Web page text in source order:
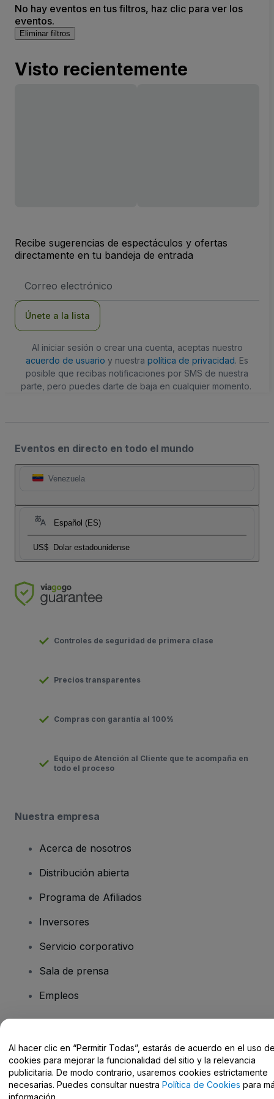
No hay eventos en tus filtros, haz clic para ver los
eventos.
Eliminar filtros
Visto recientemente
Recibe sugerencias de espectáculos y ofertas
directamente en tu bandeja de entrada
de
Únete a la lista
Al iniciar sesión o crear una cuenta, aceptas nuestro
acuerdo de usuario y nuestra política de privacidad. Es
posible que recibas notificaciones por SMS de nuestra
parte, pero puedes darte de baja en cualquier momento.
Eventos en directo en todo el mundo
Venezuela
Español (ES)
US$ Dolar estadounidense
Controles de seguridad de primera clase
Precios transparentes
Compras con garantía al 100%
Equipo de Atención al Cliente que te acompaña en
todo el proceso
Nuestra empresa
Acerca de nosotros
Distribución abierta
Programa de Afiliados
Inversores
Servicio corporativo
Sala de prensa
Empleos
Centro de Ayuda / Contacto
Al hacer clic en “Permitir Todas”, estarás de acuerdo en el uso
cookies para mejorar la funcionalidad del sitio y la relevancia
publicitaria. De modo contrario, usaremos cookies estrictamente
necesarias. Puedes consultar nuestra Política de Cookies para
información.